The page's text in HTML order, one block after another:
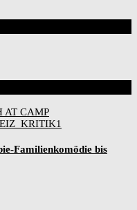
Familienkomödie bis